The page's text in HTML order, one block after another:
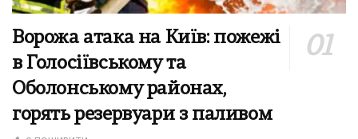
Ворожа атака на Київ: пожежі
в Голосіївському та
Оболонському районах,
горять резервуари з паливом